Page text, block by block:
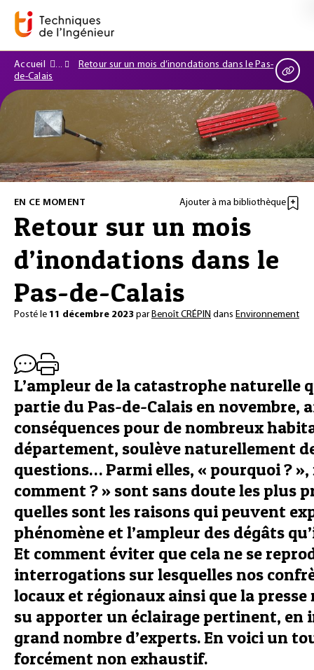
Accueil
Retour sur un mois d’inondations dans le Pas-
de-Calais
EN CE MOMENT Ajouter à ma bibliothèque
Retour sur un mois
d’inondations dans le
Pas-de-Calais
Posté le 11 décembre 2023 parBenoît CRÉPIN dans Environnement
L’ampleur de la catastrophe naturelle
partie du Pas-de-Calais en novembre,
conséquences pour de nombreux
département, soulève naturellement
questions… Parmi elles, « pourquoi ? »,
comment ? » sont sans doute les plus
quelles sont les raisons qui peuvent
phénomène et l’ampleur des dégâts
Et comment éviter que cela ne se
interrogations sur lesquelles nos
locaux et régionaux ainsi que la
su apporter un éclairage pertinent, en
grand nombre d’experts. En voici un
forcément non exhaustif.